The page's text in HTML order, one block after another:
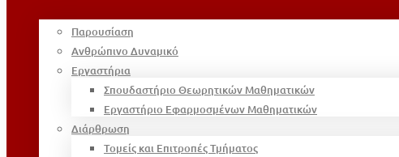
Παρουσίαση
Ανθρώπινο Δυναμικό
Εργαστήρια
Σπουδαστήριο Θεωρητικών Μαθηματικών
Εργαστήριο Εφαρμοσμένων Μαθηματικών
Διάρθρωση
Τομείς και Επιτροπές Τμήματος